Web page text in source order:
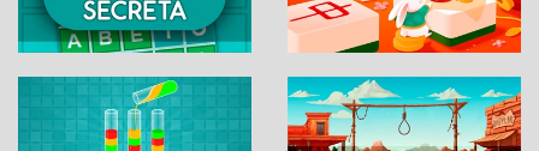
palabra